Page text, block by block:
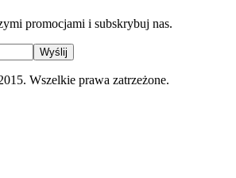
promocjami i subskrybuj nas.
Wszelkie prawa zatrzeżone.